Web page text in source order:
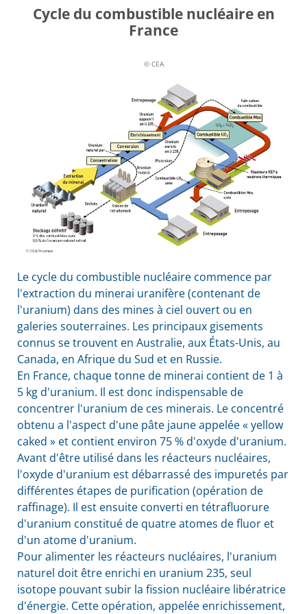
Cycle du combustible nucléaire en
France
© CEA
Le cycle du combustible nucléaire commence par
l'extraction du minerai uranifère (contenant de
l'uranium) dans des mines à ciel ouvert ou en
galeries souterraines. Les principaux gisements
connus se trouvent en Australie, aux États-Unis, au
Canada, en Afrique du Sud et en Russie.
En France, chaque tonne de minerai contient de 1 à
5 kg d'uranium. Il est donc indispensable de
concentrer l'uranium de ces minerais. Le concentré
obtenu a l'aspect d'une pâte jaune appelée « yellow
caked » et contient environ 75 % d'oxyde d'uranium.
Avant d'être utilisé dans les réacteurs nucléaires,
l'oxyde d'uranium est débarrassé des impuretés par
différentes étapes de purification (opération de
raffinage). Il est ensuite converti en tétrafluorure
d'uranium constitué de quatre atomes de fluor et
d'un atome d'uranium.
Pour alimenter les réacteurs nucléaires, l'uranium
naturel doit être enrichi en uranium 235, seul
isotope pouvant subir la fission nucléaire libératrice
d'énergie. Cette opération, appelée enrichissement,